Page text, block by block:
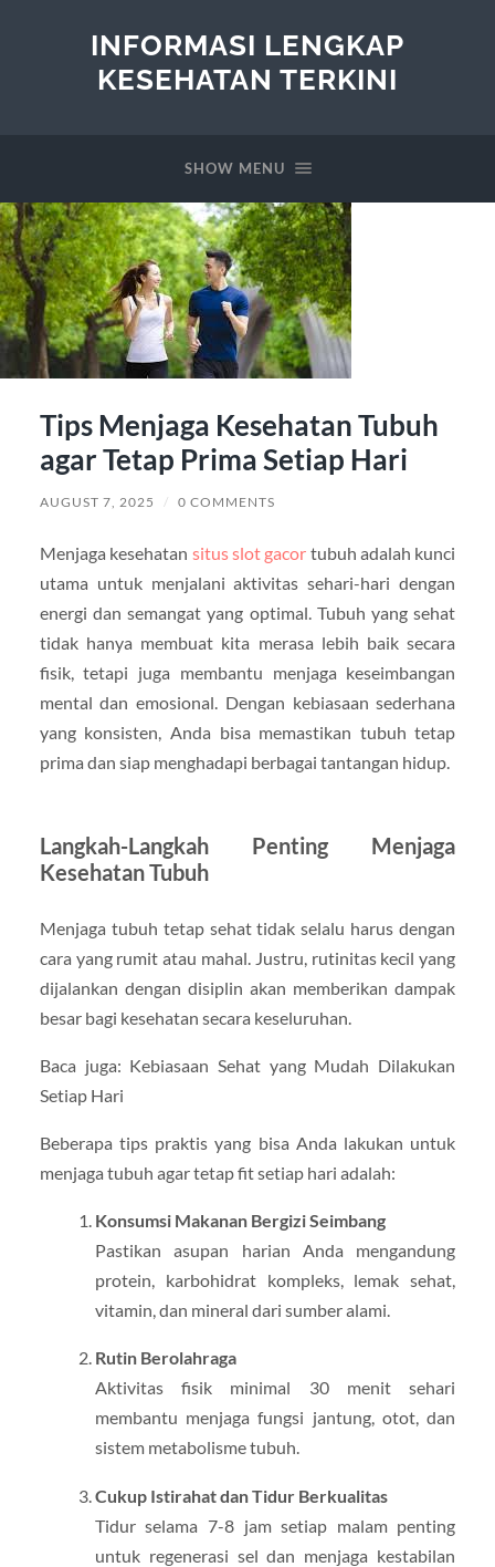
INFORMASI LENGKAP
KESEHATAN TERKINI
SHOW MENU
Tips Menjaga Kesehatan Tubuh
agar Tetap Prima Setiap Hari
AUGUST 7, 2025 / 0 COMMENTS
Menjaga kesehatan situs slot gacor tubuh adalah kunci
utama untuk menjalani aktivitas sehari-hari dengan
energi dan semangat yang optimal. Tubuh yang sehat
tidak hanya membuat kita merasa lebih baik secara
fisik, tetapi juga membantu menjaga keseimbangan
mental dan emosional. Dengan kebiasaan sederhana
yang konsisten, Anda bisa memastikan tubuh tetap
prima dan siap menghadapi berbagai tantangan hidup.
Langkah-Langkah Penting Menjaga
Kesehatan Tubuh
Menjaga tubuh tetap sehat tidak selalu harus dengan
cara yang rumit atau mahal. Justru, rutinitas kecil yang
dijalankan dengan disiplin akan memberikan dampak
besar bagi kesehatan secara keseluruhan.
Baca juga: Kebiasaan Sehat yang Mudah Dilakukan
Setiap Hari
Beberapa tips praktis yang bisa Anda lakukan untuk
menjaga tubuh agar tetap fit setiap hari adalah:
Konsumsi Makanan Bergizi Seimbang
Pastikan asupan harian Anda mengandung
protein, karbohidrat kompleks, lemak sehat,
vitamin, dan mineral dari sumber alami.
Rutin Berolahraga
Aktivitas fisik minimal 30 menit sehari
membantu menjaga fungsi jantung, otot, dan
sistem metabolisme tubuh.
Cukup Istirahat dan Tidur Berkualitas
Tidur selama 7-8 jam setiap malam penting
untuk regenerasi sel dan menjaga kestabilan